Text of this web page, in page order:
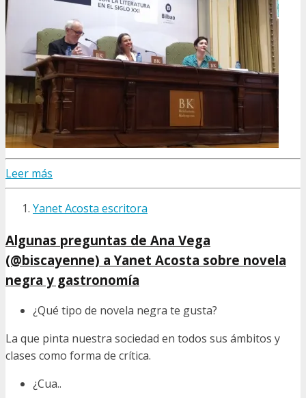
Leer más
Yanet Acosta escritora
Algunas preguntas de Ana Vega
(@biscayenne) a Yanet Acosta sobre novela
negra y gastronomía
¿Qué tipo de novela negra te gusta?
La que pinta nuestra sociedad en todos sus ámbitos y
clases como forma de crítica.
¿Cua..